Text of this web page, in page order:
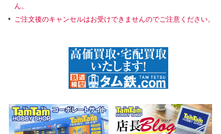
ん。
ご注文後のキャンセルはお受けできませんのでご注意ください。